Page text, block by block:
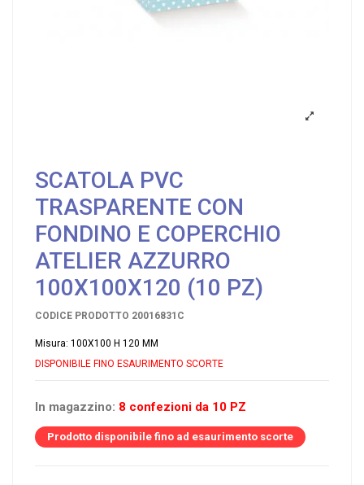
SCATOLA PVC
TRASPARENTE CON
FONDINO E COPERCHIO
ATELIER AZZURRO
100X100X120 (10 PZ)
CODICE PRODOTTO 20016831C
Misura: 100X100 H 120 MM
DISPONIBILE FINO ESAURIMENTO SCORTE
In magazzino: 8 confezioni da 10 PZ
Prodotto disponibile fino ad esaurimento scorte